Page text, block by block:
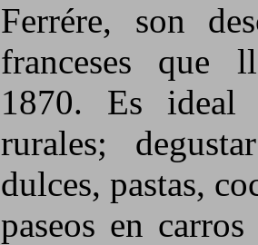
Ferrére, son
franceses que
1870. Es ideal
rurales;
dulces, pastas,
paseos en